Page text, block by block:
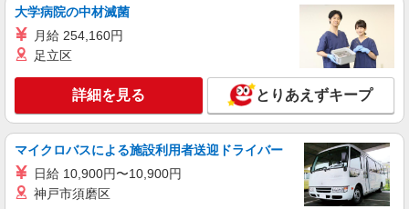
詳細を見る
株式会社テクノ・サービス/お仕事No/0916284
レンタル衣装の検品
時給1250円交通費全額支給
茨城県土浦市 ＊車・バイク通勤OK
大学病院の中材滅菌
月給 254,160円
足立区
詳細を見る とりあえずキープ
マイクロバスによる施設利用者送迎ドライバー
日給 10,900円〜10,900円
神戸市須磨区